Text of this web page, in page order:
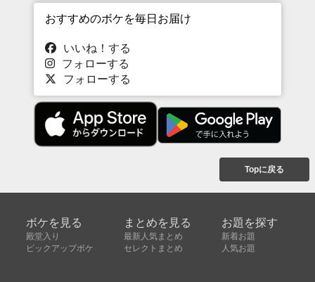
おすすめのボケを毎日お届け
いいね！する
フォローする
フォローする
Topに戻る
ボケを見る
殿堂入り
ピックアップボケ
まとめを見る
最新人気まとめ
セレクトまとめ
お題を探す
新着お題
人気お題